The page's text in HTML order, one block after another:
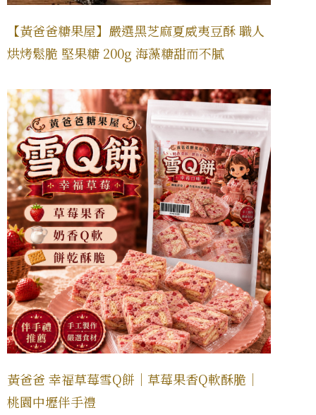
【黃爸爸糖果屋】嚴選黑芝麻夏威夷豆酥 職人
烘烤鬆脆 堅果糖 200g 海藻糖甜而不膩
黃爸爸 幸福草莓雪Q餅｜草莓果香Q軟酥脆｜
桃園中壢伴手禮